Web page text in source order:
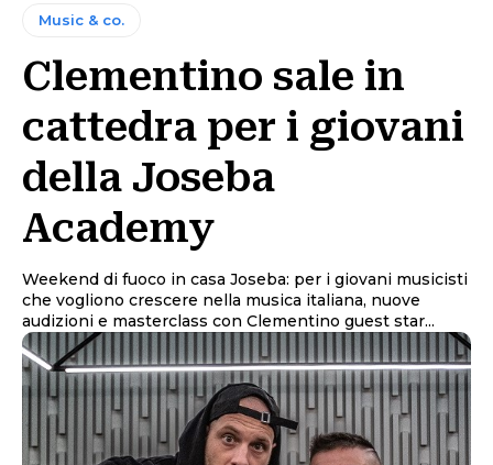
Music & co.
Clementino sale in
cattedra per i giovani
della Joseba
Academy
Weekend di fuoco in casa Joseba: per i giovani musicisti
che vogliono crescere nella musica italiana, nuove
audizioni e masterclass con Clementino guest star...